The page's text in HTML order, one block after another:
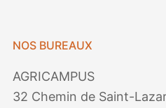
NOS BUREAUX
AGRICAMPUS
32 Chemin de Saint-